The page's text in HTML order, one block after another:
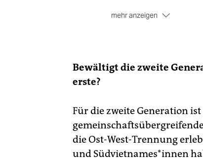
mehr anzeigen
geht es um den
Festival mit insgesamt
Bewältigt die zweite
erste?
Für die zweite Generation
die Ost-West-Trennung
und Südvietnames*innen